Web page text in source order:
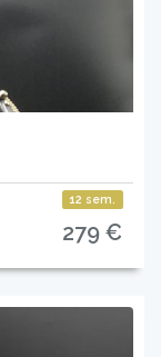
12 sem.
279 €